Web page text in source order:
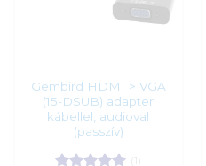
Gembird HDMI > VGA
(15-DSUB) adapter
kábellel, audioval
(passzív)